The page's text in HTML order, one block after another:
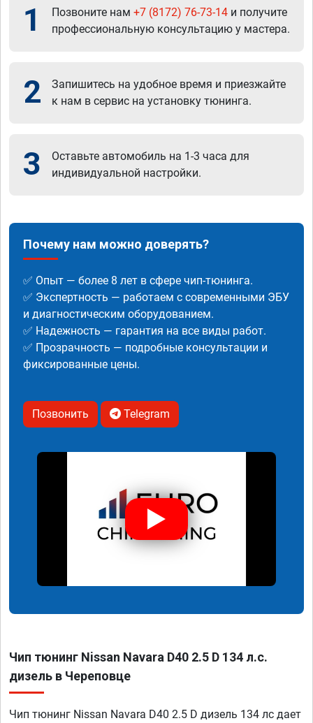
1 Позвоните нам +7 (8172) 76-73-14 и получите
профессиональную консультацию у мастера.
2
Запишитесь на удобное время и приезжайте
к нам в сервис на установку тюнинга.
3
Оставьте автомобиль на 1-3 часа для
индивидуальной настройки.
Почему нам можно доверять?
✅ Опыт — более 8 лет в сфере чип-тюнинга.
✅ Экспертность — работаем с современными ЭБУ
и диагностическим оборудованием.
✅ Надежность — гарантия на все виды работ.
✅ Прозрачность — подробные консультации и
фиксированные цены.
Позвонить Telegram
Чип тюнинг Nissan Navara D40 2.5 D 134 л.с.
дизель в Череповце
Чип тюнинг Nissan Navara D40 2.5 D дизель 134 лс дает